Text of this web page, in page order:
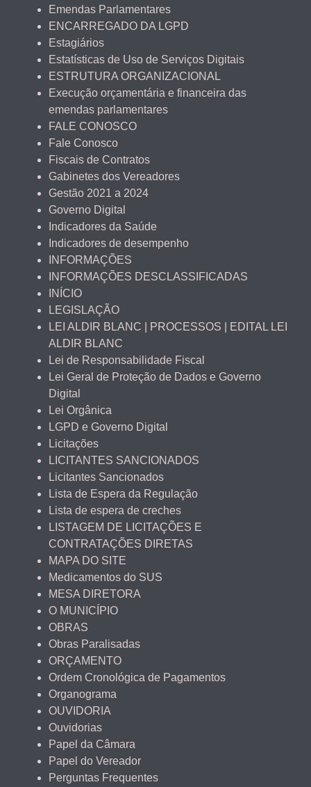
Emendas Parlamentares
ENCARREGADO DA LGPD
Estagiários
Estatísticas de Uso de Serviços Digitais
ESTRUTURA ORGANIZACIONAL
Execução orçamentária e financeira das
emendas parlamentares
FALE CONOSCO
Fale Conosco
Fiscais de Contratos
Gabinetes dos Vereadores
Gestão 2021 a 2024
Governo Digital
Indicadores da Saúde
Indicadores de desempenho
INFORMAÇÕES
INFORMAÇÕES DESCLASSIFICADAS
INÍCIO
LEGISLAÇÃO
LEI ALDIR BLANC | PROCESSOS | EDITAL LEI
ALDIR BLANC
Lei de Responsabilidade Fiscal
Lei Geral de Proteção de Dados e Governo
Digital
Lei Orgânica
LGPD e Governo Digital
Licitações
LICITANTES SANCIONADOS
Licitantes Sancionados
Lista de Espera da Regulação
Lista de espera de creches
LISTAGEM DE LICITAÇÕES E
CONTRATAÇÕES DIRETAS
MAPA DO SITE
Medicamentos do SUS
MESA DIRETORA
O MUNICÍPIO
OBRAS
Obras Paralisadas
ORÇAMENTO
Ordem Cronológica de Pagamentos
Organograma
OUVIDORIA
Ouvidorias
Papel da Câmara
Papel do Vereador
Perguntas Frequentes